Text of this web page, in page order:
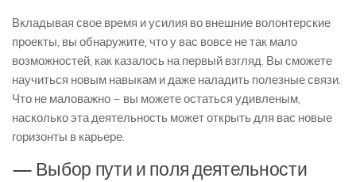
Вкладывая свое время и усилия во внешние волонтерские
проекты, вы обнаружите, что у вас вовсе не так мало
возможностей, как казалось на первый взгляд. Вы сможете
научиться новым навыкам и даже наладить полезные связи.
Что не маловажно – вы можете остаться удивленым,
насколько эта деятельность может открыть для вас новые
горизонты в карьере.
— Выбор пути и поля деятельности